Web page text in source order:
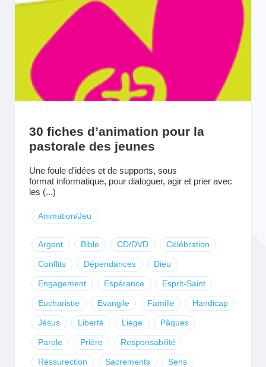
30 fiches d’animation pour la
pastorale des jeunes
Une foule d'idées et de supports, sous
format informatique, pour dialoguer, agir et prier avec
les (...)
Animation/Jeu
Argent Bible CD/DVD Célébration
Conflits Dépendances Dieu
Engagement Espérance Esprit-Saint
Eucharistie Evangile Famille Handicap
Jésus Liberté Liège Pâques
Parole Prière Responsabilité
Réssurection Sacrements Sens